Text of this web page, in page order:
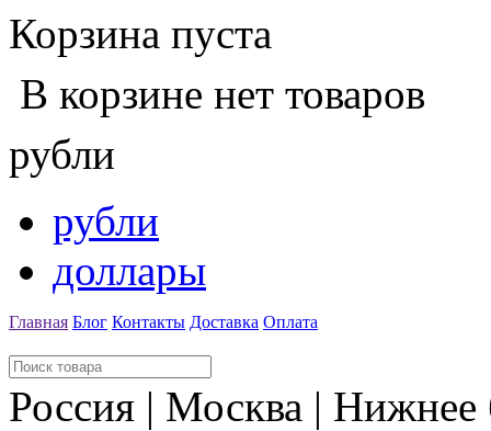
Корзина пуста
В корзине нет товаров
рубли
рубли
доллары
Главная Блог Контакты Доставка Оплата
Россия | Москва |